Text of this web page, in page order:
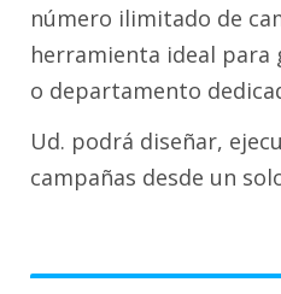
número ilimitado de
herramienta ideal
o departamento
Ud. podrá diseñar,
campañas desde un